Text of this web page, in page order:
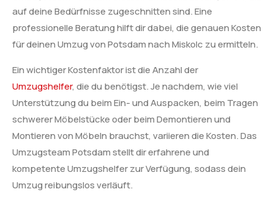
auf deine Bedürfnisse zugeschnitten sind. Eine
professionelle Beratung hilft dir dabei, die genauen Kosten
für deinen Umzug von Potsdam nach Miskolc zu ermitteln.
Ein wichtiger Kostenfaktor ist die Anzahl der
Umzugshelfer, die du benötigst. Je nachdem, wie viel
Unterstützung du beim Ein- und Auspacken, beim Tragen
schwerer Möbelstücke oder beim Demontieren und
Montieren von Möbeln brauchst, variieren die Kosten. Das
Umzugsteam Potsdam stellt dir erfahrene und
kompetente Umzugshelfer zur Verfügung, sodass dein
Umzug reibungslos verläuft.